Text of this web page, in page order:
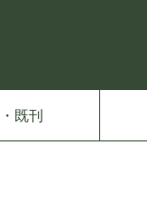
・既刊